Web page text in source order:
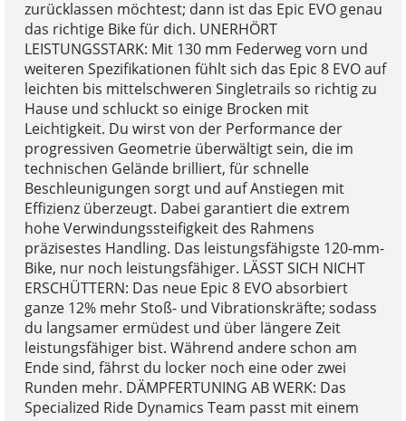
zurücklassen möchtest; dann ist das Epic EVO genau
das richtige Bike für dich. UNERHÖRT
LEISTUNGSSTARK: Mit 130 mm Federweg vorn und
weiteren Spezifikationen fühlt sich das Epic 8 EVO auf
leichten bis mittelschweren Singletrails so richtig zu
Hause und schluckt so einige Brocken mit
Leichtigkeit. Du wirst von der Performance der
progressiven Geometrie überwältigt sein, die im
technischen Gelände brilliert, für schnelle
Beschleunigungen sorgt und auf Anstiegen mit
Effizienz überzeugt. Dabei garantiert die extrem
hohe Verwindungssteifigkeit des Rahmens
präzisestes Handling. Das leistungsfähigste 120-mm-
Bike, nur noch leistungsfähiger. LÄSST SICH NICHT
ERSCHÜTTERN: Das neue Epic 8 EVO absorbiert
ganze 12% mehr Stoß- und Vibrationskräfte; sodass
du langsamer ermüdest und über längere Zeit
leistungsfähiger bist. Während andere schon am
Ende sind, fährst du locker noch eine oder zwei
Runden mehr. DÄMPFERTUNING AB WERK: Das
Specialized Ride Dynamics Team passt mit einem